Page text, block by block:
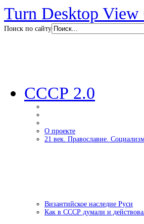
Turn Desktop
Поиск по сайту
СССР 2.0
О проекте
21 век. Православие.
Византийское наследие Руси
Как в СССР думали и